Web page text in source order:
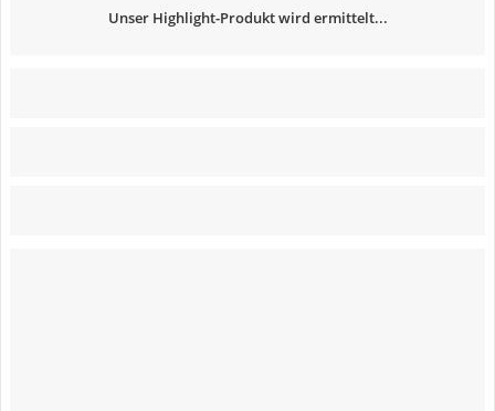
Unser Highlight-Produkt wird ermittelt...